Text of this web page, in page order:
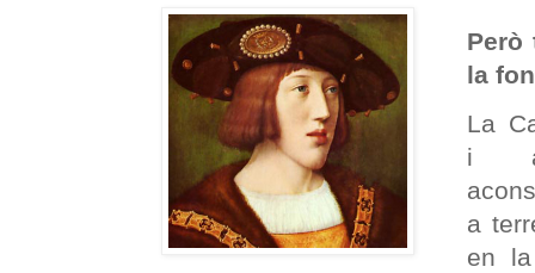
Però
la
La
i
a
en la